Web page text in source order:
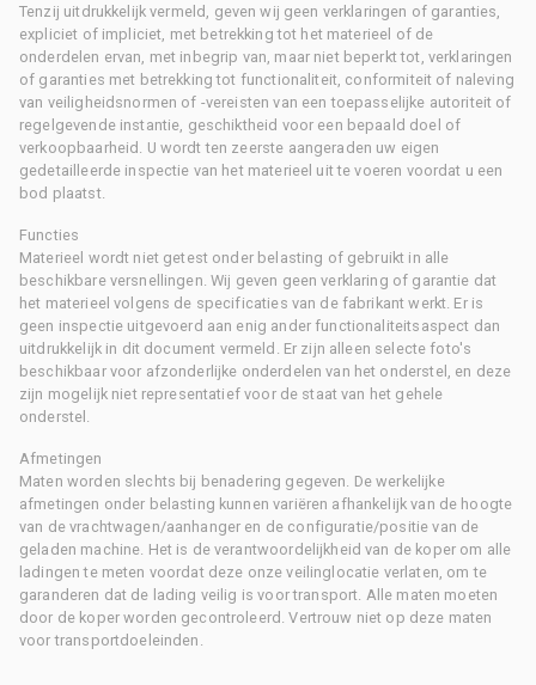
Tenzij uitdrukkelijk vermeld, geven wij geen verklaringen of garanties,
expliciet of impliciet, met betrekking tot het materieel of de
onderdelen ervan, met inbegrip van, maar niet beperkt tot, verklaringen
of garanties met betrekking tot functionaliteit, conformiteit of naleving
van veiligheidsnormen of -vereisten van een toepasselijke autoriteit of
regelgevende instantie, geschiktheid voor een bepaald doel of
verkoopbaarheid. U wordt ten zeerste aangeraden uw eigen
gedetailleerde inspectie van het materieel uit te voeren voordat u een
bod plaatst.
Functies
Materieel wordt niet getest onder belasting of gebruikt in alle
beschikbare versnellingen. Wij geven geen verklaring of garantie dat
het materieel volgens de specificaties van de fabrikant werkt. Er is
geen inspectie uitgevoerd aan enig ander functionaliteitsaspect dan
uitdrukkelijk in dit document vermeld. Er zijn alleen selecte foto's
beschikbaar voor afzonderlijke onderdelen van het onderstel, en deze
zijn mogelijk niet representatief voor de staat van het gehele
onderstel.
Afmetingen
Maten worden slechts bij benadering gegeven. De werkelijke
afmetingen onder belasting kunnen variëren afhankelijk van de hoogte
van de vrachtwagen/aanhanger en de configuratie/positie van de
geladen machine. Het is de verantwoordelijkheid van de koper om alle
ladingen te meten voordat deze onze veilinglocatie verlaten, om te
garanderen dat de lading veilig is voor transport. Alle maten moeten
door de koper worden gecontroleerd. Vertrouw niet op deze maten
voor transportdoeleinden.